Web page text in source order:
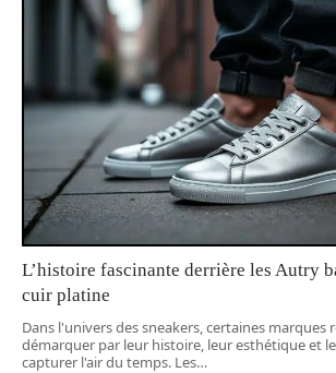
L’histoire fascinante derrière les Autry
cuir platine
Dans l'univers des sneakers, certaines marques
démarquer par leur histoire, leur esthétique et
capturer l'air du temps. Les…